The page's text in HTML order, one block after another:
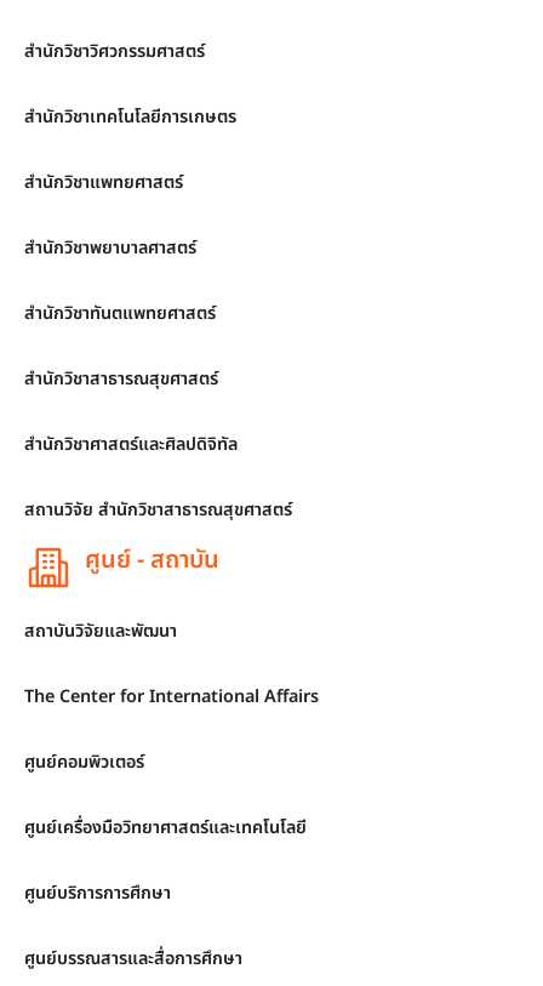
สำนักวิชาวิศวกรรมศาสตร์
สำนักวิชาเทคโนโลยีการเกษตร
สำนักวิชาแพทยศาสตร์
สำนักวิชาพยาบาลศาสตร์
สำนักวิชาทันตแพทยศาสตร์
สำนักวิชาสาธารณสุขศาสตร์
สำนักวิชาศาสตร์และศิลปดิจิทัล
สถานวิจัย สำนักวิชาสาธารณสุขศาสตร์
ศูนย์ - สถาบัน
สถาบันวิจัยและพัฒนา
The Center for International Affairs
ศูนย์คอมพิวเตอร์
ศูนย์เครื่องมือวิทยาศาสตร์และเทคโนโลยี
ศูนย์บริการการศึกษา
ศูนย์บรรณสารและสื่อการศึกษา